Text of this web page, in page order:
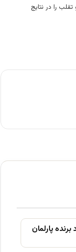
را در نتایج
پارلمان